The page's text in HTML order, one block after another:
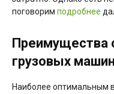
поговорим подробнее
Преимущества
грузовых
Наиболее оптимальным